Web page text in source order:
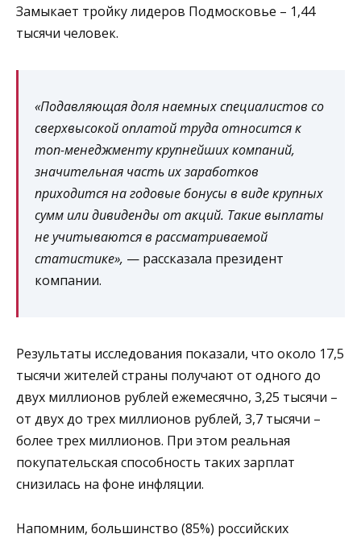
Замыкает тройку лидеров Подмосковье – 1,44
тысячи человек.
«Подавляющая доля наемных специалистов со
сверхвысокой оплатой труда относится к
топ-менеджменту крупнейших компаний,
значительная часть их заработков
приходится на годовые бонусы в виде крупных
сумм или дивиденды от акций. Такие выплаты
не учитываются в рассматриваемой
статистике», — рассказала президент
компании.
Результаты исследования показали, что около 17,5
тысячи жителей страны получают от одного до
двух миллионов рублей ежемесячно, 3,25 тысячи –
от двух до трех миллионов рублей, 3,7 тысячи –
более трех миллионов. При этом реальная
покупательская способность такихзарплат
снизилась на фоне инфляции.
Напомним, большинство (85%) российских